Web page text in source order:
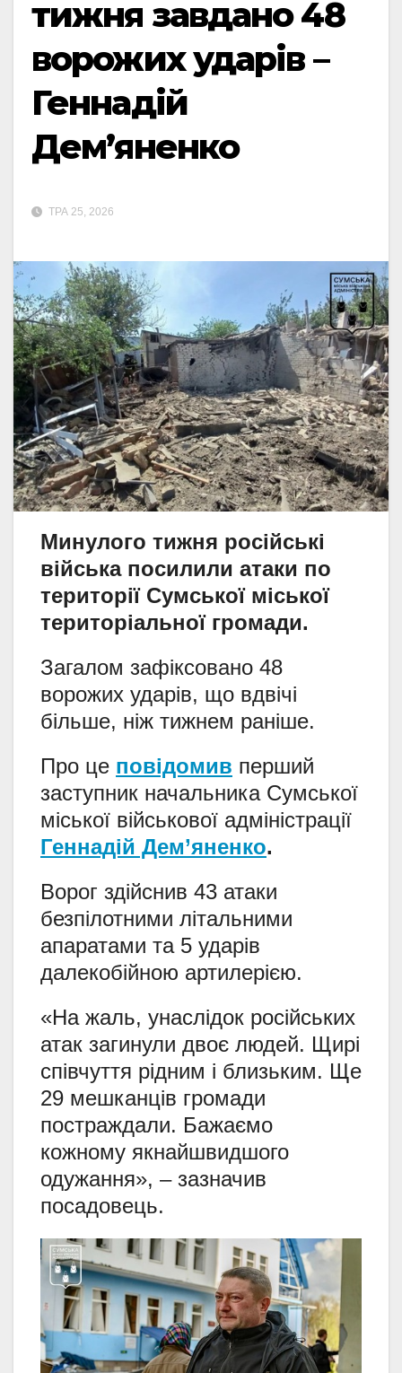
тижня завдано 48
ворожих ударів –
Геннадій
Дем’яненко
ТРА 25, 2026
Минулого тижня російські
війська посилили атаки по
території Сумської міської
територіальної громади.
Загалом зафіксовано 48
ворожих ударів, що вдвічі
більше, ніж тижнем раніше.
Про це повідомив перший
заступник начальника Сумської
міської військової адміністрації
Геннадій Дем’яненко.
Ворог здійснив 43 атаки
безпілотними літальними
апаратами та 5 ударів
далекобійною артилерією.
«На жаль, унаслідок російських
атак загинули двоє людей. Щирі
співчуття рідним і близьким. Ще
29 мешканців громади
постраждали. Бажаємо
кожному якнайшвидшого
одужання», – зазначив
посадовець.